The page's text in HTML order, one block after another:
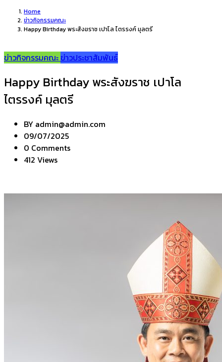
Home
ข่าวกิจกรรมคณะ
Happy Birthday พระสังฆราช เปาโล ไตรรงค์ มุลตรี
ข่าวกิจกรรมคณะ ข่าวประชาสัมพันธ์
Happy Birthday พระสังฆราช เปาโล
ไตรรงค์ มุลตรี
BY admin@admin.com
09/07/2025
0 Comments
412 Views